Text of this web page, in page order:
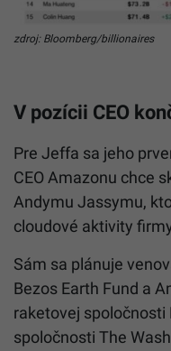
zdroj: Bloomberg/billionaires
V pozícii CEO
Pre Jeffa sa jeho
CEO Amazonu chce
Andymu Jassymu,
cloudové aktivity
Sám sa plánuje
Bezos Earth Fund a
raketovej spoločnosti
spoločnosti The